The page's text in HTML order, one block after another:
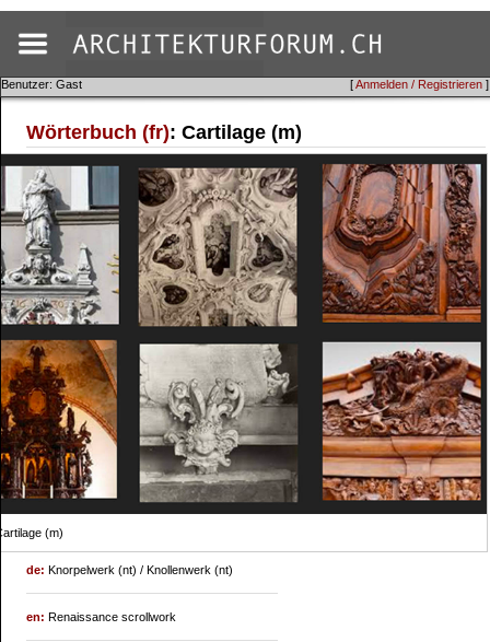
[Anmelden / Registrieren ]
Benutzer: Gast
Wörterbuch (fr): Cartilage (m)
(m)
de:Knorpelwerk (nt) / Knollenwerk (nt)
en:Renaissance scrollwork